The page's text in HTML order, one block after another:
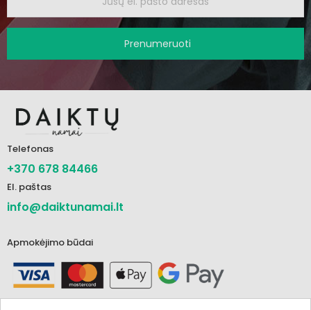
Prenumeruoti
Telefonas
+370 678 84466
El. paštas
info@daiktunamai.lt
Apmokėjimo būdai